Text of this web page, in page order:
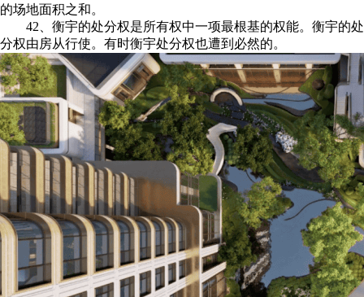
的场地面积之和。
42、衡宇的处分权是所有权中一项最根基的权能。衡宇的处
分权由房从行使。有时衡宇处分权也遭到必然的。